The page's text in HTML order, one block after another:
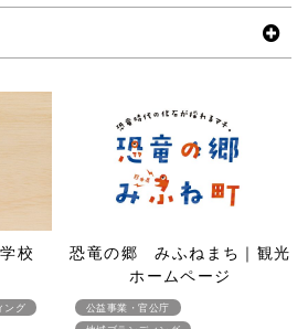
学校
ング
恐竜の郷 みふねまち｜観光
ホームページ
公益事業・官公庁